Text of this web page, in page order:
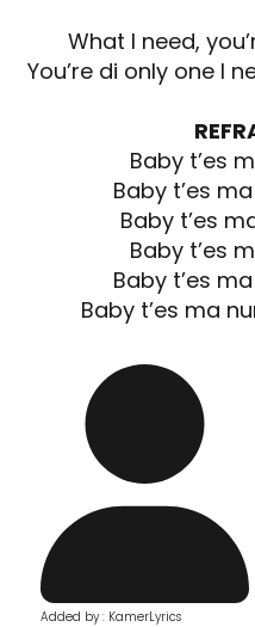
What I need,
You’re di only one I
Baby t’es
Baby t’es
Baby t’es
Baby t’es
Baby t’es
Baby t’es ma
Added by : KamerLyrics